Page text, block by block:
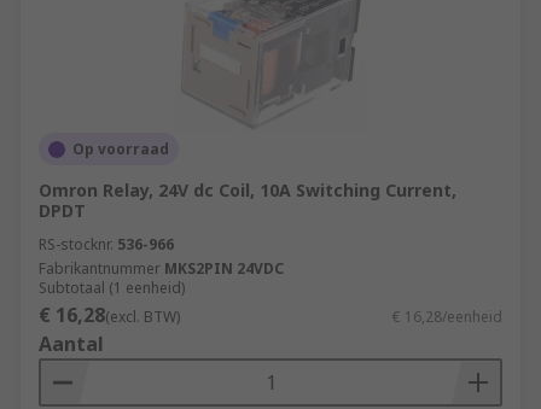
Op voorraad
Omron Relay, 24V dc Coil, 10A Switching Current,
DPDT
RS-stocknr. 536-966
Fabrikantnummer MKS2PIN 24VDC
Subtotaal (1 eenheid)
€ 16,28(excl. BTW) € 16,28/eenheid
Aantal